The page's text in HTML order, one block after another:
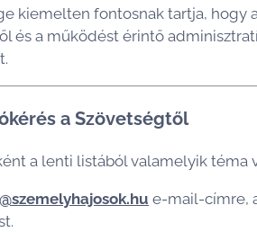
kiemelten fontosnak tartja,
és a működést érintő
a Szövetségtől
a lenti listából valamelyik
e-mail-címre,